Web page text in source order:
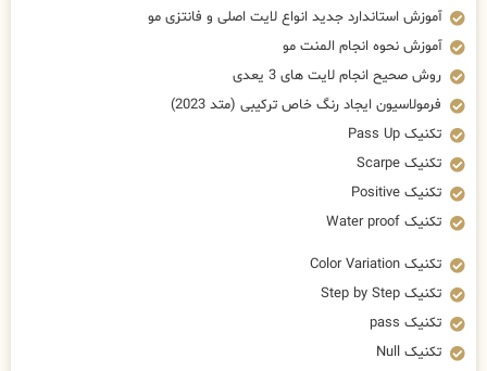
آموزش استاندارد جدید انواع لایت اصلی و فانتزی مو
آموزش نحوه انجام المنت مو
روش صحیح انجام لایت های 3 یعدی
فرمولاسیون ایجاد رنگ خاص ترکیبی (متد 2023)
تکنیک Pass Up
تکنیک Scarpe
تکنیک Positive
تکنیک Water proof
تکنیک Color Variation
تکنیک Step by Step
تکنیک pass
تکنیک Null